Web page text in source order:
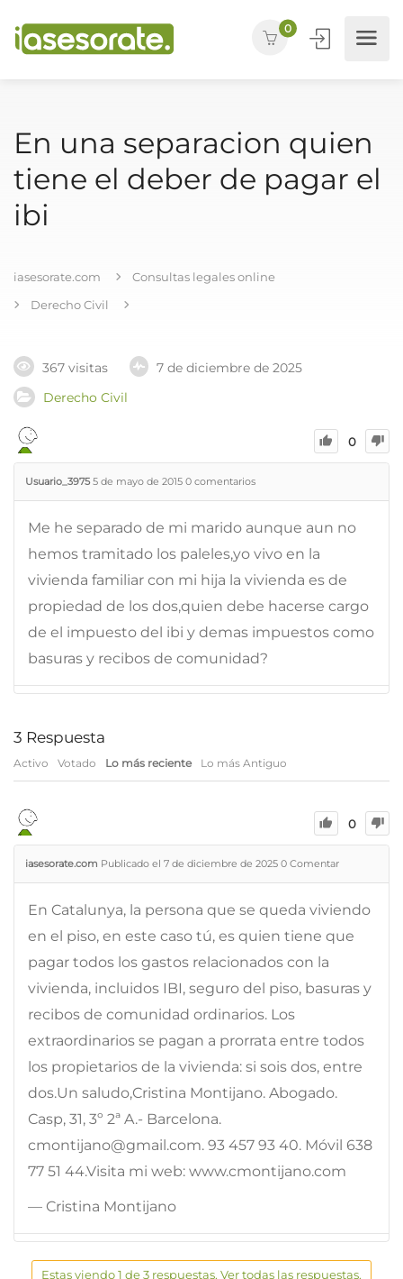
0
En una separacion quien
tiene el deber de pagar el
ibi
iasesorate.com
Consultas legales online
Derecho Civil
367 visitas
7 de diciembre de 2025
Derecho Civil
0
Usuario_3975 5 de mayo de 2015 0 comentarios
Me he separado de mi marido aunque aun no
hemos tramitado los paleles,yo vivo en la
vivienda familiar con mi hija la vivienda es de
propiedad de los dos,quien debe hacerse cargo
de el impuesto del ibi y demas impuestos como
basuras y recibos de comunidad?
3 Respuesta
Activo Votado Lo más reciente Lo más Antiguo
0
iasesorate.com Publicado el 7 de diciembre de 2025 0 Comentar
En Catalunya, la persona que se queda viviendo
en el piso, en este caso tú, es quien tiene que
pagar todos los gastos relacionados con la
vivienda, incluidos IBI, seguro del piso, basuras y
recibos de comunidad ordinarios. Los
extraordinarios se pagan a prorrata entre todos
los propietarios de la vivienda: si sois dos, entre
dos.Un saludo,Cristina Montijano. Abogado.
Casp, 31, 3º 2ª A.- Barcelona.
cmontijano@gmail.com. 93 457 93 40. Móvil 638
77 51 44.Visita mi web: www.cmontijano.com
— Cristina Montijano
Estas viendo 1 de 3 respuestas. Ver todas las respuestas.